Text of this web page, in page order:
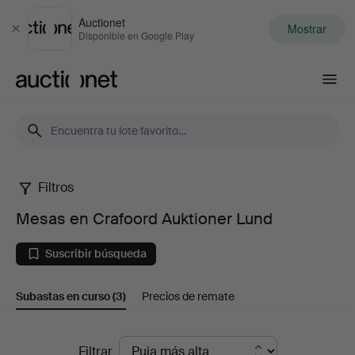
Cerrar
Auctionet
Disponible en Google Play Mostrar
Mesas
en
Crafoord
Auktioner
Filtros
Mesas en Crafoord Auktioner Lund
Suscribir búsqueda
Subastas en curso(3) Precios de remate
SubastasFiltrar